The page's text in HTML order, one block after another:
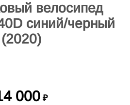
велосипед
синий/черный
(2020)
000 ₽